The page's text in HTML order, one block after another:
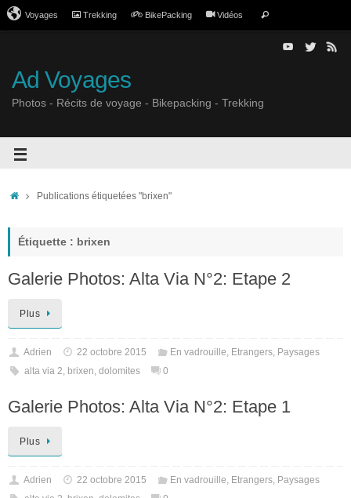
Voyages Trekking BikePacking Vidéos
Ad Voyages
Photos - Récits de voyage - Bikepacking - Trekking
Publications étiquetées "brixen"
Étiquette : brixen
Galerie Photos: Alta Via N°2: Etape 2
Plus
Adrien 22 octobre 2015 En vadrouille, Etrangers, Paysages
alta via 2, brixen, dolomites 0
Galerie Photos: Alta Via N°2: Etape 1
Plus
Adrien 22 octobre 2015 En vadrouille, Etrangers, Paysages